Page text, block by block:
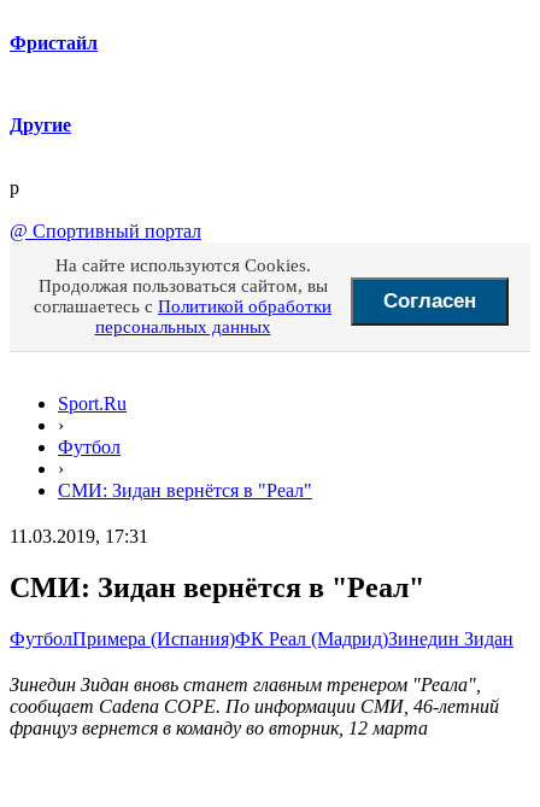
Фристайл
Другие
p
@ Спортивный портал
На сайте используются Cookies.
Продолжая пользоваться сайтом, вы
соглашаетесь с Политикой обработки
персональных данных
Согласен
Sport.Ru
›
Футбол
›
СМИ: Зидан вернётся в "Реал"
11.03.2019, 17:31
СМИ: Зидан вернётся в "Реал"
ФутболПримера (Испания)ФК Реал (Мадрид)Зинедин Зидан
Зинедин Зидан вновь станет главным тренером "Реала",
сообщает Cadena COPE. По информации СМИ, 46-летний
француз вернется в команду во вторник, 12 марта